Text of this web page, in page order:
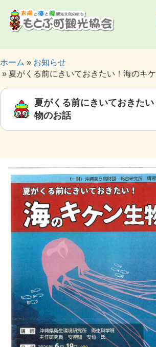
ホーム
お知らせ
夏がくる前にきいておきたい！海のキ
夏がくる前にきいておきた
物のお話